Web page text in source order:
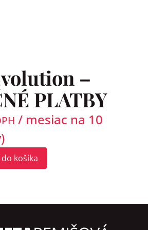
–
PLATBY
/ mesiac na 10
košíka